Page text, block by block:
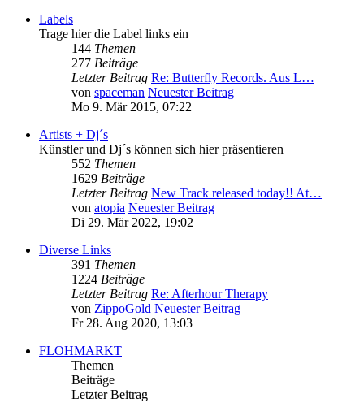
Labels
Trage hier die Label links ein
144 Themen
277 Beiträge
Letzter Beitrag Re: Butterfly Records. Aus L…
von spaceman Neuester Beitrag
Mo 9. Mär 2015, 07:22
Artists + Dj´s
Künstler und Dj´s können sich hier präsentieren
552 Themen
1629 Beiträge
Letzter Beitrag New Track released today!! At…
von atopia Neuester Beitrag
Di 29. Mär 2022, 19:02
Diverse Links
391 Themen
1224 Beiträge
Letzter Beitrag Re: Afterhour Therapy
von ZippoGold Neuester Beitrag
Fr 28. Aug 2020, 13:03
FLOHMARKT
Themen
Beiträge
Letzter Beitrag